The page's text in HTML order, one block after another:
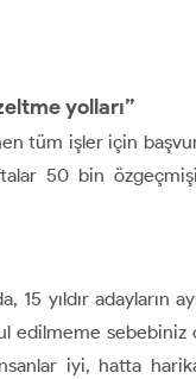
yolları”
tüm işler için
50 bin
yıldır adayların
edilmeme sebebiniz
iyi, hatta